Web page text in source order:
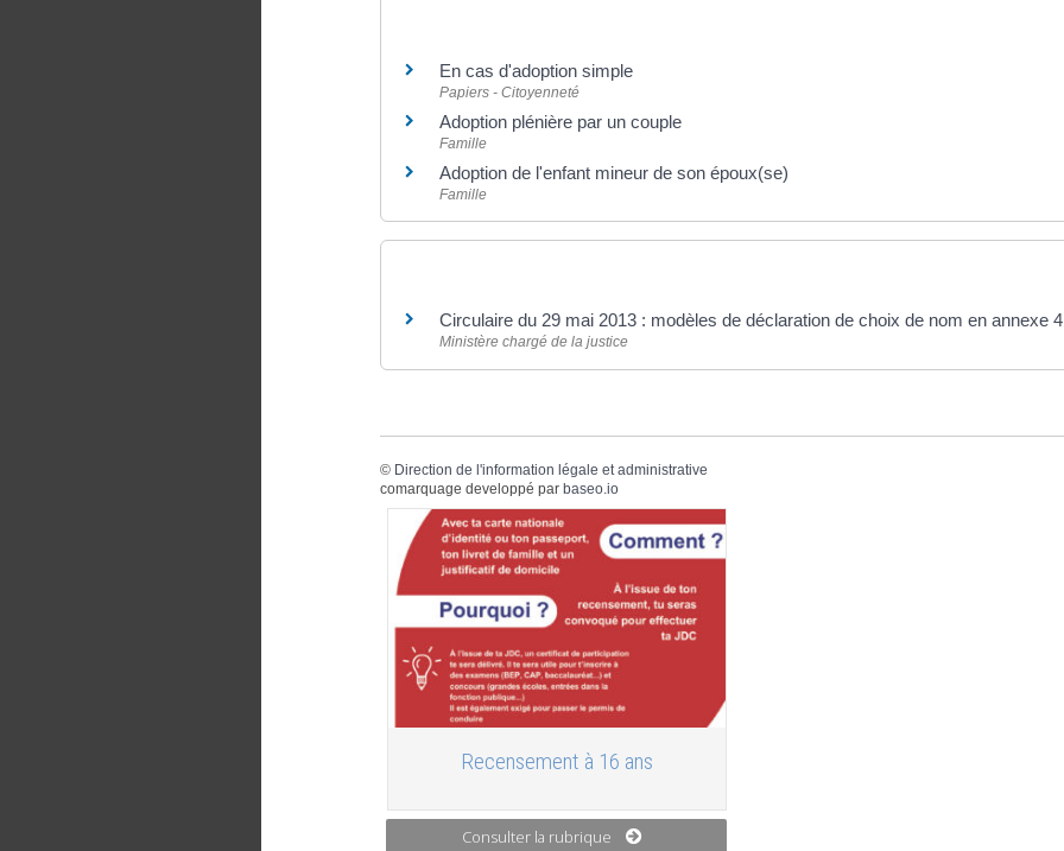
En cas d'adoption simple
Papiers - Citoyenneté
Adoption plénière par un couple
Famille
Adoption de l'enfant mineur de son époux(se)
Famille
Circulaire du 29 mai 2013 : modèles de déclaration de choix de nom en annexe
Ministère chargé de la justice
© Direction de l'information légale et administrative
comarquage developpé par baseo.io
Recensement à 16 ans
Consulter la rubrique